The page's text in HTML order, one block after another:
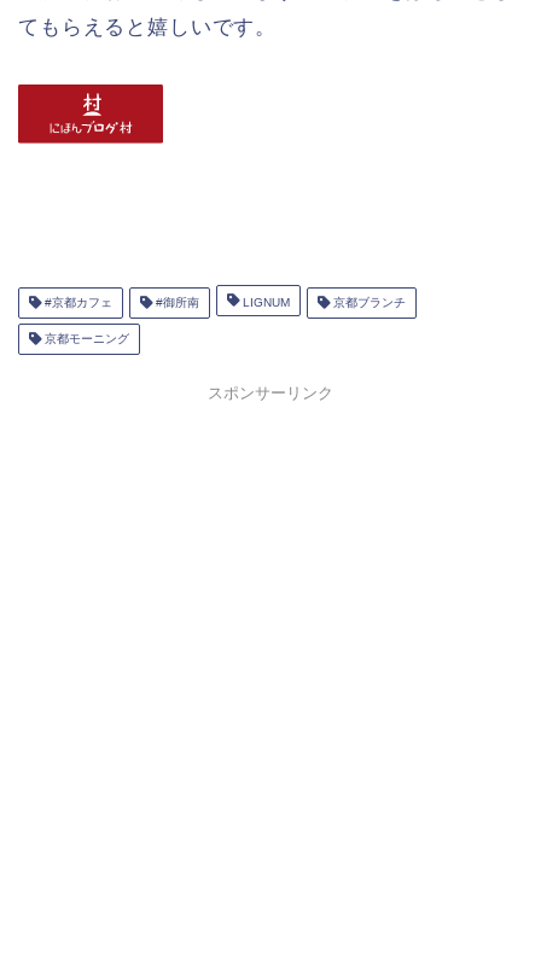
てもらえると嬉しいです。
#京都カフェ #御所南 LIGNUM 京都ブランチ
京都モーニング
スポンサーリンク